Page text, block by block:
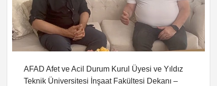
AFAD Afet ve Acil Durum Kurul Üyesi ve Yıldız
Teknik Üniversitesi İnşaat Fakültesi Dekanı –